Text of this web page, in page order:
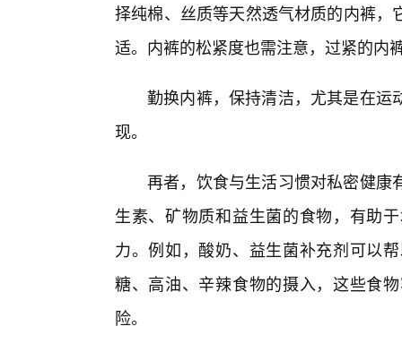
择纯棉、丝质等天然透气材质的内裤
适。内裤的松紧度也需注意，过紧的内
勤换内裤，保持清洁，尤其是在运
现。
再者，饮食与生活习惯对私密健康
生素、矿物质和益生菌的食物，有助
力。例如，酸奶、益生菌补充剂可以
糖、高油、辛辣食物的摄入，这些食
险。